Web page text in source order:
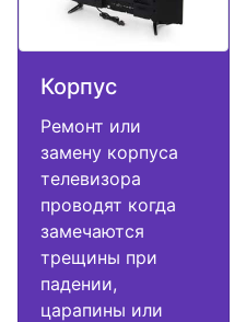
Корпус
Ремонт или
замену корпуса
телевизора
проводят когда
замечаются
трещины при
падении,
царапины или